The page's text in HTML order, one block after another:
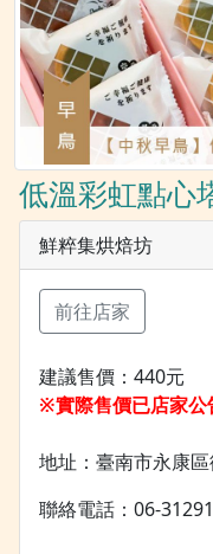
低溫彩虹點心
鮮粹集烘焙坊
前往店家
建議售價：440元
※實際售價已店家公
地址：臺南市永康
聯絡電話：06-